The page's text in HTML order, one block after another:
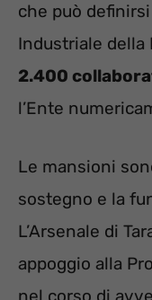
che può
Industriale della
2.400
l’Ente
Le mansioni
sostegno e la
L’Arsenale di
appoggio alla
nel corso di